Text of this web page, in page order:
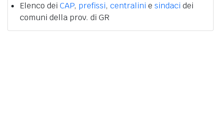
Elenco dei CAP, prefissi, centralini e sindaci dei
comuni della prov. di GR